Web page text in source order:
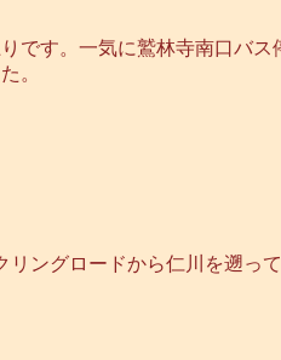
です。一気に鷲林寺南口バ
。
リングロードから仁川を遡っ